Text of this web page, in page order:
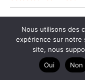
Nous utilisons des
expérience sur notre
site, nous
Oui
Non